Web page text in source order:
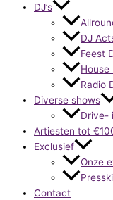
DJ’s
DJ
Feest
House
Radio
Diverse shows
Drive-
Artiesten tot
Exclusief
Onze
Contact